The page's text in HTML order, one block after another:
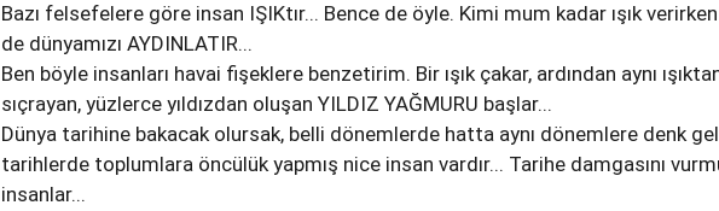
Bazı felsefelere göre insan IŞIKtır... Bence de öyle. Kimi mum kadar ışık
de dünyamızı AYDINLATIR...
Ben böyle insanları havai fişeklere benzetirim. Bir ışık çakar, ardından aynı
sıçrayan, yüzlerce yıldızdan oluşan YILDIZ YAĞMURU başlar...
Dünya tarihine bakacak olursak, belli dönemlerde hatta aynı dönemlere denk
tarihlerde toplumlara öncülük yapmış nice insan vardır... Tarihe damgasını
insanlar...